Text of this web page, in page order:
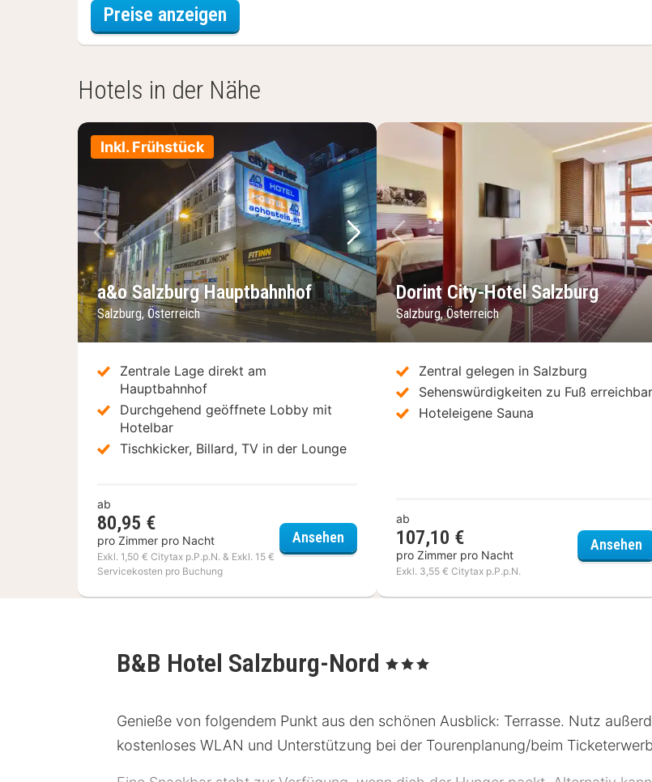
Preise anzeigen
Hotels in der Nähe
Inkl. Frühstück
Vorheriges Bild
Nächstes Bild
a&o Salzburg Hauptbahnhof
Salzburg, Österreich
Zentrale Lage direkt am
Hauptbahnhof
Durchgehend geöffnete Lobby mit
Hotelbar
Tischkicker, Billard, TV in der Lounge
ab
80,95 €
pro Zimmer pro Nacht
Exkl. 1,50 € Citytax p.P.p.N. & Exkl. 15 €
Servicekosten pro Buchung
Ansehena&o Salzburg Hauptbahnhof
Vorheriges Bild
Dorint City-Hotel Salzburg
Salzburg, Österreich
Zentral gelegen in Salzburg
Sehenswürdigkeiten zu Fuß erreichbar
Hoteleigene Sauna
ab
107,10 €
pro Zimmer pro Nacht
Exkl. 3,55 € Citytax p.P.p.N.
Ansehen
B&B Hotel Salzburg-Nord , 3 Sterne
Genieße von folgendem Punkt aus den schönen Ausblick: Terrasse. Nutz
kostenloses WLAN und Unterstützung bei der Tourenplanung/beim